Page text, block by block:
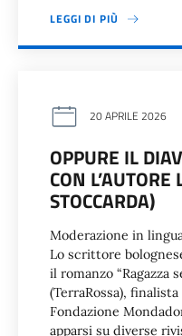
LEGGI DI PIÙ
20 APRILE 2026
OPPURE IL
CON
STOCCARDA)
Moderazione in
Lo scrittore
il romanzo “Ragazza
(TerraRossa),
Fondazione
apparsi su diverse